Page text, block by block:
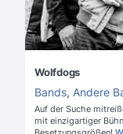
Wolfdogs
Bands, Andere
Auf der Suche
mit einzigartiger